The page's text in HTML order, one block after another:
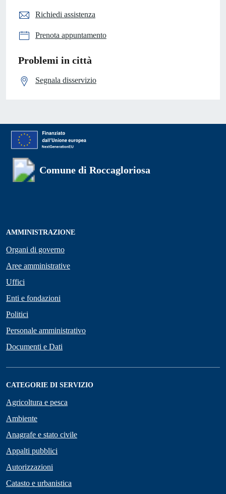
Richiedi assistenza
Prenota appuntamento
Problemi in città
Segnala disservizio
Comune di Roccagloriosa
AMMINISTRAZIONE
Organi di governo
Aree amministrative
Uffici
Enti e fondazioni
Politici
Personale amministrativo
Documenti e Dati
CATEGORIE DI SERVIZIO
Agricoltura e pesca
Ambiente
Anagrafe e stato civile
Appalti pubblici
Autorizzazioni
Catasto e urbanistica